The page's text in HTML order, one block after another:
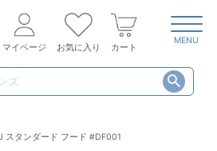
マイページ お気に入り カート
MENU
スタンダード フード #DF001